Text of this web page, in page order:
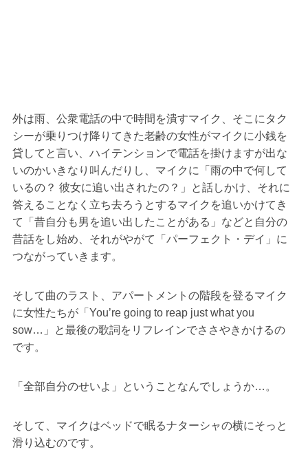
外は雨、公衆電話の中で時間を潰すマイク、そこにタク
シーが乗りつけ降りてきた老齢の女性がマイクに小銭を
貸してと言い、ハイテンションで電話を掛けますが出な
いのかいきなり叫んだりし、マイクに「雨の中で何して
いるの？ 彼女に追い出されたの？」と話しかけ、それに
答えることなく立ち去ろうとするマイクを追いかけてき
て「昔自分も男を追い出したことがある」などと自分の
昔話をし始め、それがやがて「パーフェクト・デイ」に
つながっていきます。
そして曲のラスト、アパートメントの階段を登るマイク
に女性たちが「You’re going to reap just what you
sow…」と最後の歌詞をリフレインでささやきかけるの
です。
「全部自分のせいよ」ということなんでしょうか…。
そして、マイクはベッドで眠るナターシャの横にそっと
滑り込むのです。